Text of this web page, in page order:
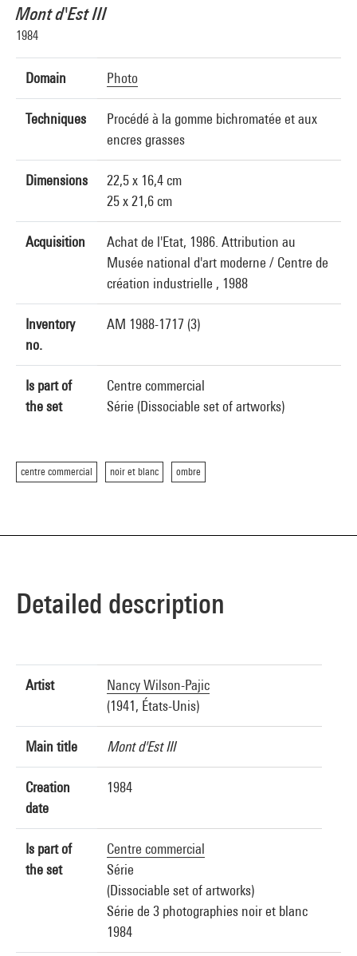
Mont d'Est III
1984
Domain Photo
Techniques
Procédé à la gomme bichromatée et aux
encres grasses
Dimensions
22,5 x 16,4 cm
25 x 21,6 cm
Acquisition
Achat de l'Etat, 1986. Attribution au
Musée national d'art moderne / Centre de
création industrielle , 1988
Inventory
no.
AM 1988-1717 (3)
Is part of
the set
Centre commercial
Série (Dissociable set of artworks)
centre commercial noir et blanc ombre
Detailed description
Artist
Nancy Wilson-Pajic
(1941, États-Unis)
Main title Mont d'Est III
Creation
date
1984
Is part of
the set
Centre commercial
Série
(Dissociable set of artworks)
Série de 3 photographies noir et blanc
1984